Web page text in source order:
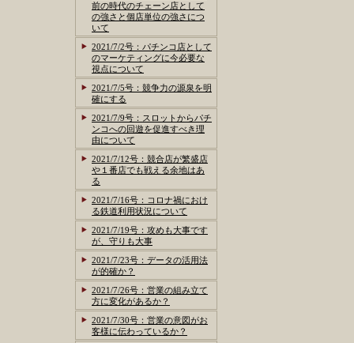
前の時代のチェーン店として
の強さと個店単位の強さにつ
いて
2021/7/2号：パチンコ店として
のマーケティングに今必要な
視点について
2021/7/5号：競争力の源泉を明
確にする
2021/7/9号：スロットからパチ
ンコへの回遊を促進すべき理
由について
2021/7/12号：競合店が繁盛店
や１番店でも戦える余地はあ
る
2021/7/16号：コロナ禍におけ
る鉄道利用状況について
2021/7/19号：攻めも大事です
が、守りも大事
2021/7/23号：データの活用法
が的確か？
2021/7/26号：営業の組み立て
方に変化があるか？
2021/7/30号：営業の意図がお
客様に伝わっているか？